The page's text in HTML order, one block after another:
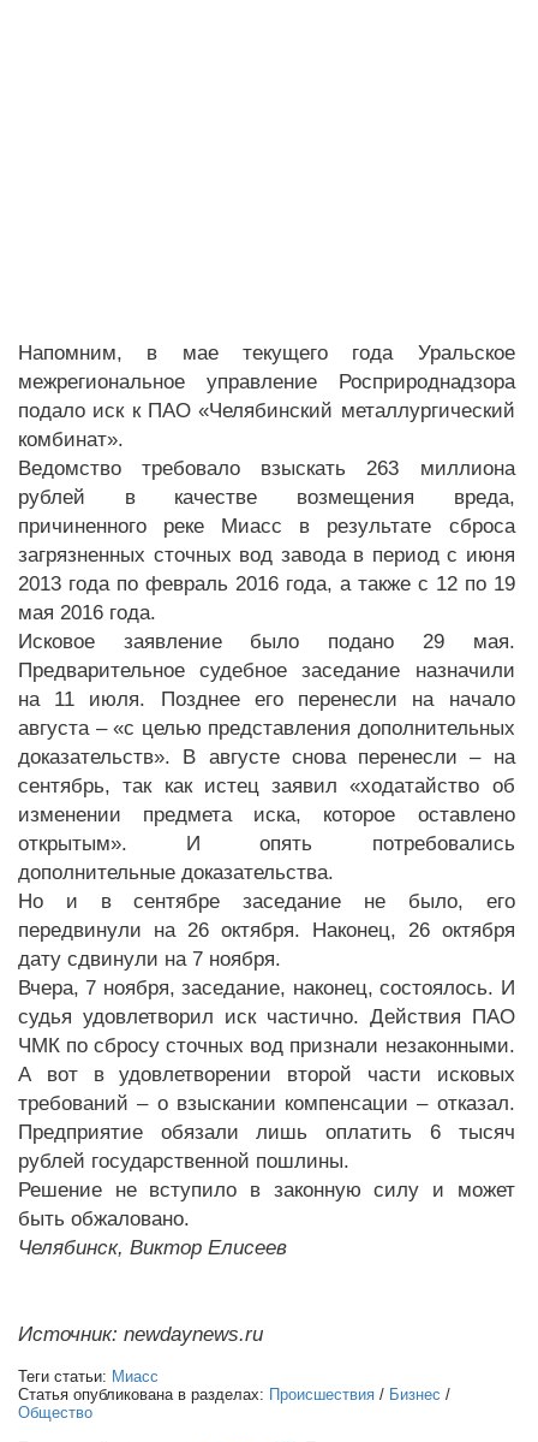
Напомним, в мае текущего года Уральское
межрегиональное управление Росприроднадзора
подало иск к ПАО «Челябинский металлургический
комбинат».
Ведомство требовало взыскать 263 миллиона
рублей в качестве возмещения вреда,
причиненного реке Миасс в результате сброса
загрязненных сточных вод завода в период с июня
2013 года по февраль 2016 года, а также с 12 по 19
мая 2016 года.
Исковое заявление было подано 29 мая.
Предварительное судебное заседание назначили
на 11 июля. Позднее его перенесли на начало
августа – «с целью представления дополнительных
доказательств». В августе снова перенесли – на
сентябрь, так как истец заявил «ходатайство об
изменении предмета иска, которое оставлено
открытым». И опять потребовались
дополнительные доказательства.
Но и в сентябре заседание не было, его
передвинули на 26 октября. Наконец, 26 октября
дату сдвинули на 7 ноября.
Вчера, 7 ноября, заседание, наконец, состоялось. И
судья удовлетворил иск частично. Действия ПАО
ЧМК по сбросу сточных вод признали незаконными.
А вот в удовлетворении второй части исковых
требований – о взыскании компенсации – отказал.
Предприятие обязали лишь оплатить 6 тысяч
рублей государственной пошлины.
Решение не вступило в законную силу и может
быть обжаловано.
Челябинск, Виктор Елисеев
Источник: newdaynews.ru
Теги статьи: Миасс
Статья опубликована в разделах: Происшествия / Бизнес /
Общество